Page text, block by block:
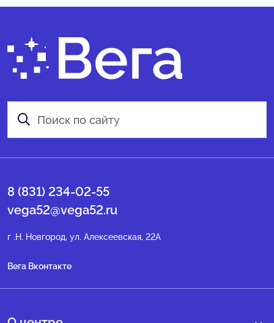
8 (831) 234-02-55
vega52@vega52.ru
г .Н. Новгород, ул. Алексеевская, 22А
Вега Вконтакте